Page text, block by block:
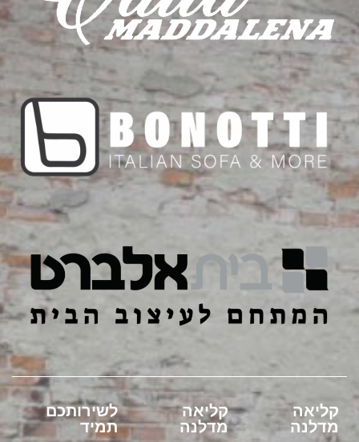
קליאה
מדלנה
קליאה
מדלנה
לשירותכם
תמיד